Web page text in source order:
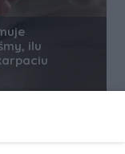
ilu